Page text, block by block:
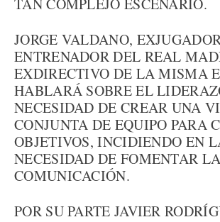
TAN COMPLEJO ESCENARIO.
JORGE VALDANO,
ENTRENADOR DEL REAL
EXDIRECTIVO DE LA MISMA
HABLARÁ SOBRE EL
NECESIDAD DE CREAR UNA
CONJUNTA DE EQUIPO PARA
OBJETIVOS, INCIDIENDO EN
NECESIDAD DE FOMENTAR LA
COMUNICACIÓN.
POR SU PARTE JAVIER